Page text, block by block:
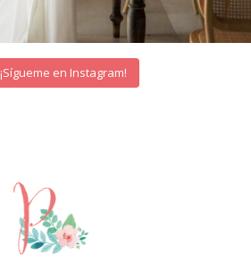
¡Sígueme en Instagram!